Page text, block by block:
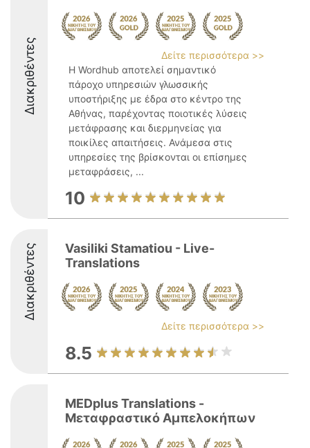
Διακριθέντες
Δείτε περισσότερα >>
Η Wordhub αποτελεί σημαντικό
πάροχο υπηρεσιών γλωσσικής
υποστήριξης με έδρα στο κέντρο της
Αθήνας, παρέχοντας ποιοτικές λύσεις
μετάφρασης και διερμηνείας για
ποικίλες απαιτήσεις. Ανάμεσα στις
υπηρεσίες της βρίσκονται οι επίσημες
μεταφράσεις, ...
10
Διακριθέντες
Vasiliki Stamatiou - Live-
Translations
Δείτε περισσότερα >>
8.5
MEDplus Translations -
Μεταφραστικό Αμπελοκήπων